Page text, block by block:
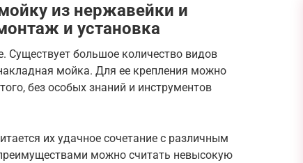
из нержавейки и
и установка
Существует большое количество видов
мойка. Для ее крепления можно
без особых знаний и инструментов
их удачное сочетание с различным
можно считать невысокую